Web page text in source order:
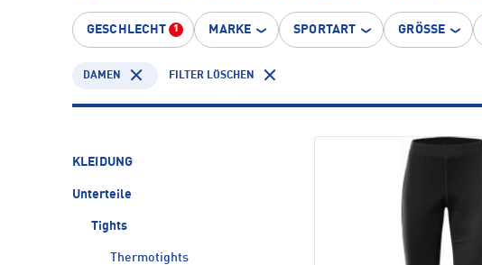
GESCHLECHT 1 MARKE SPORTART GRÖSSE
DAMEN FILTER LÖSCHEN
KLEIDUNG
Unterteile
Tights
Thermotights